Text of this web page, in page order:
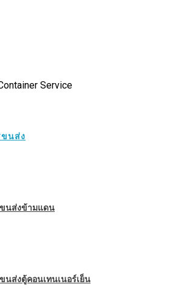
ขนส่ง
นส่งข้ามแดน
นส่งตู้คอนเทนเนอร์เย็น